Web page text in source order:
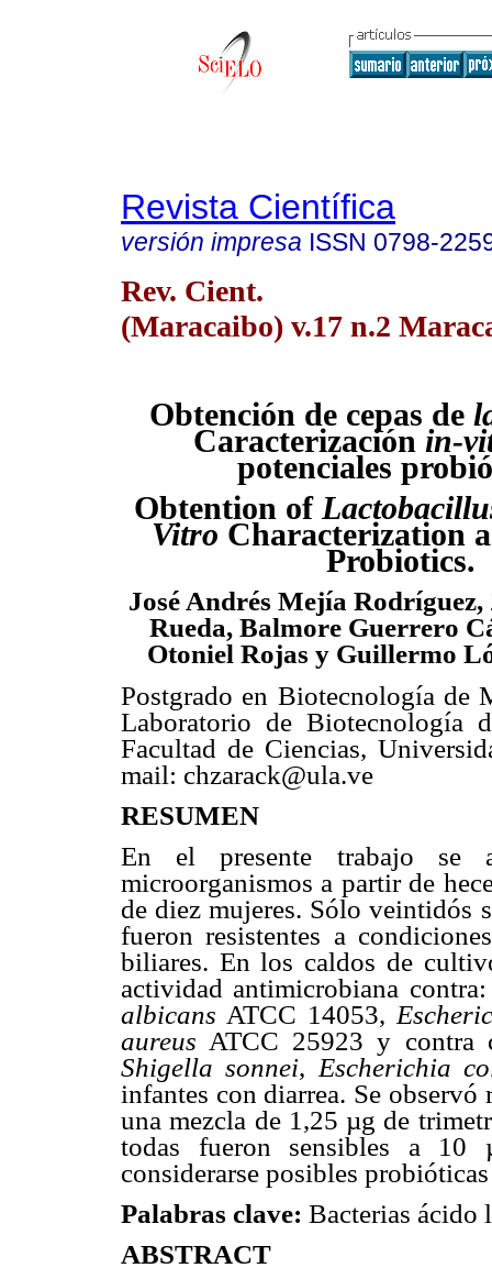
Revista Científica
versión impresa ISSN 0798-
Rev. Cient.
(Maracaibo) v.17 n.2
Obtención de cepas de
Caracterización in-
potenciales
Obtention of
Vitro Characterization
Probiotics.
José Andrés Mejía
Rueda, Balmore Guerrero
Otoniel Rojas y Guillermo
Postgrado en Biotecnología de
Laboratorio de Biotecnología
Facultad de Ciencias,
mail: chzarack@ula.ve
RESUMEN
En el presente trabajo se
microorganismos a partir de
de diez mujeres. Sólo veintidós
fueron resistentes a
biliares. En los caldos de
actividad antimicrobiana
albicans ATCC 14053,
aureus ATCC 25923 y contra
Shigella sonnei, Escherichia
infantes con diarrea. Se observó
una mezcla de 1,25 µg de
todas fueron sensibles a 10
considerarse posibles
Palabras clave: Bacterias ácido
ABSTRACT